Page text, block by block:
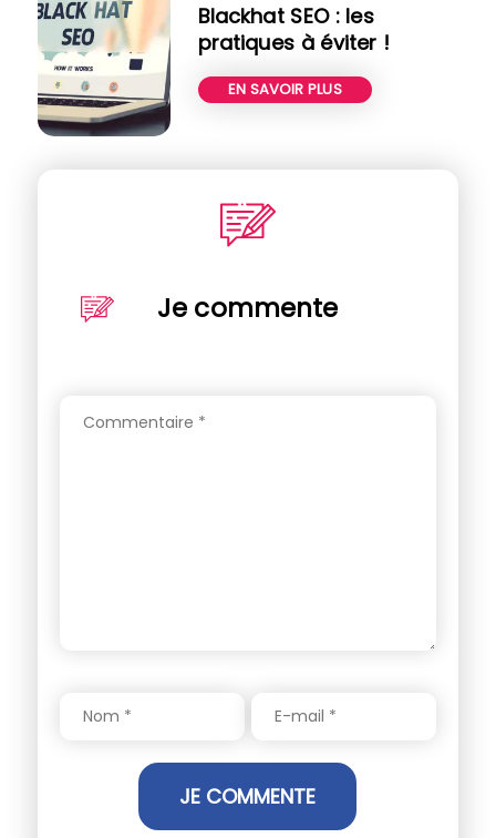
Blackhat SEO : les
pratiques à éviter !
EN SAVOIR PLUS
Je commente